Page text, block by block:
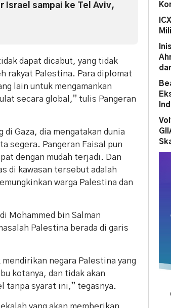
Israel sampai ke Tel Aviv,
dapat dicabut, yang tidak
rakyat Palestina. Para diplomat
lain untuk mengamankan
secara global,” tulis Pangeran
Gaza, dia mengatakan dunia
segera. Pangeran Faisal pun
dengan mudah terjadi. Dan
di kawasan tersebut adalah
warga Palestina dan
Mohammed bin Salman
Palestina berada di garis
negara Palestina yang
kotanya, dan tidak akan
tanpa syarat ini,” tegasnya.